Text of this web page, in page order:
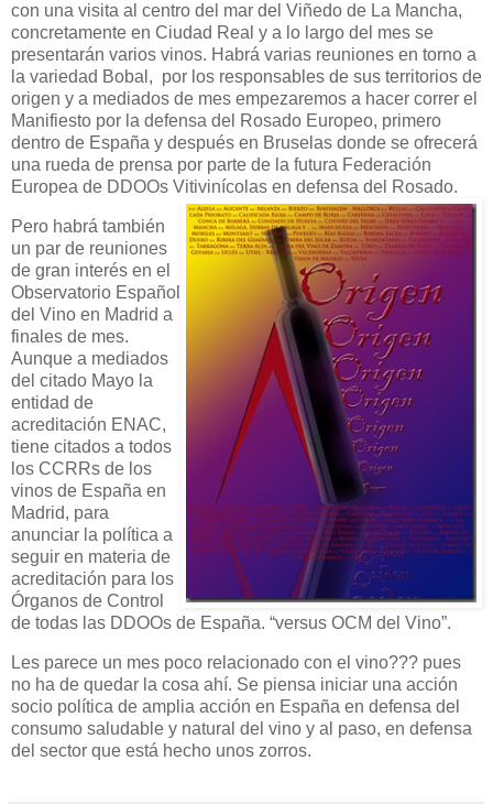
con una visita al centro del mar del Viñedo de La Mancha,
concretamente en Ciudad Real y a lo largo del mes se
presentarán varios vinos. Habrá varias reuniones en torno a
la variedad Bobal, por los responsables de sus territorios de
origen y a mediados de mes empezaremos a hacer correr el
Manifiesto por la defensa del Rosado Europeo, primero
dentro de España y después en Bruselas donde se ofrecerá
una rueda de prensa por parte de la futura Federación
Europea de DDOOs Vitivinícolas en defensa del Rosado.
Pero habrá también
un par de reuniones
de gran interés en el
Observatorio Español
del Vino en Madrid a
finales de mes.
Aunque a mediados
del citado Mayo la
entidad de
acreditación ENAC,
tiene citados a todos
los CCRRs de los
vinos de España en
Madrid, para
anunciar la política a
seguir en materia de
acreditación para los
Órganos de Control
de todas las DDOOs de España. “versus OCM del Vino”.
Les parece un mes poco relacionado con el vino??? pues
no ha de quedar la cosa ahí. Se piensa iniciar una acción
socio política de amplia acción en España en defensa del
consumo saludable y natural del vino y al paso, en defensa
del sector que está hecho unos zorros.